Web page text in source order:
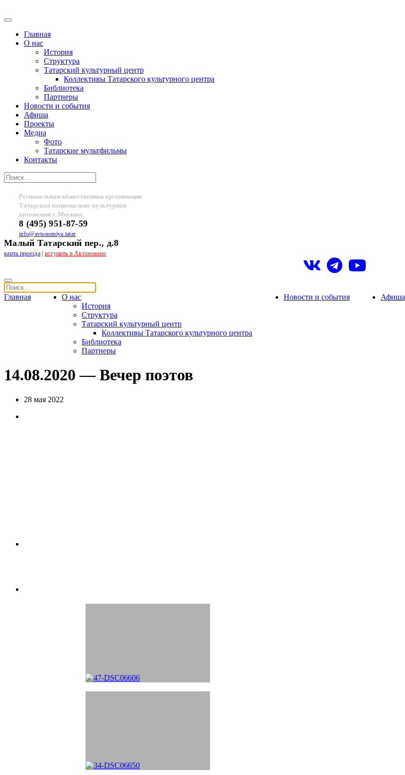
Главная
О нас
История
Структура
Татарский культурный центр
Коллективы Татарского культурного центра
Библиотека
Партнеры
Новости и события
Афиша
Проекты
Медиа
Фото
Татарские мультфильмы
Контакты
Региональная общественная организация
Татарская национально-культурная
автономия г. Москвы
8 (495) 951-87-59
info@avtonomiya.tatar
Малый Татарский пер., д.8
карта проезда| вступить в Автономию
Главная
О нас
История
Структура
Татарский культурный центр
Коллективы Татарского культурного центра
Библиотека
Партнеры
Новости и события Афиша
14.08.2020 — Вечер поэтов
28 мая 2022